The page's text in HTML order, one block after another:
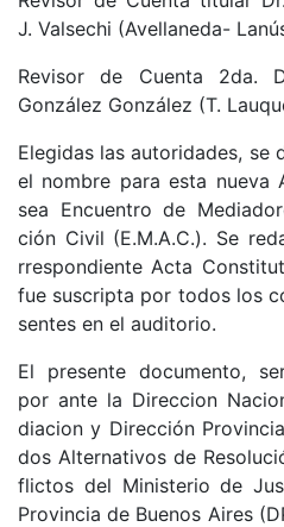
J. Val­se­chi (A­ve­lla­ne­da-
Re­vi­sor de Cuen­ta 2da.
Gon­zá­lez Gon­zá­lez (T.
Ele­gi­das las au­to­ri­da­des, se
el nom­bre pa­ra es­ta nue­va
sea En­cuen­tro de
ción Ci­vil (E.­M.A.­C.). Se
rres­pon­dien­te Ac­ta
fue sus­crip­ta por to­dos los
sen­tes en el au­di­to­rio.
El pre­sen­te do­cu­men­to,
por an­te la Di­rec­cion
dia­cion y Di­rec­ción
dos Al­ter­na­ti­vos de
flic­tos del Mi­nis­te­rio de
Pro­vin­cia de Bue­nos Ai­res